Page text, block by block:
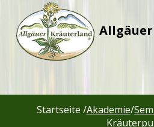
Startseite /Akademie/